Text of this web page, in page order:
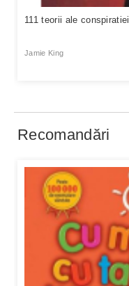
111 teorii ale conspiratiei
Jamie King
Recomandări